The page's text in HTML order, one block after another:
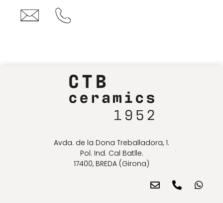
Avda. de la Dona Treballadora, 1.
Pol. Ind. Cal Batlle.
17400, BREDA (Girona)